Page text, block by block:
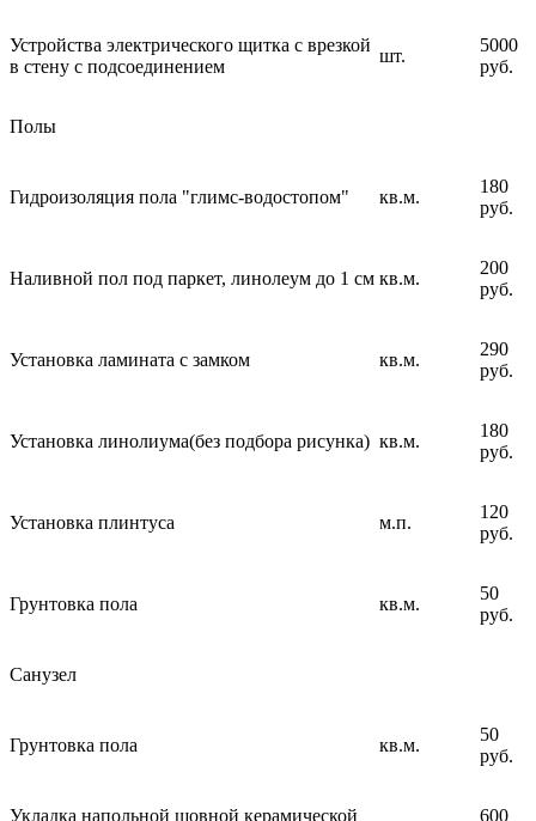
Устройства электрического щитка с врезкой
в стену с подсоединением
шт.
5000
руб.
Полы
Гидроизоляция пола "глимс-водостопом" кв.м.
180
руб.
Наливной пол под паркет, линолеум до 1 см кв.м.
200
руб.
Установка ламината с замком кв.м.
290
руб.
Установка линолиума(без подбора рисунка) кв.м.
180
руб.
Установка плинтуса м.п.
120
руб.
Грунтовка пола кв.м.
50
руб.
Санузел
Грунтовка пола кв.м.
50
руб.
Укладка напольной шовной керамической 600